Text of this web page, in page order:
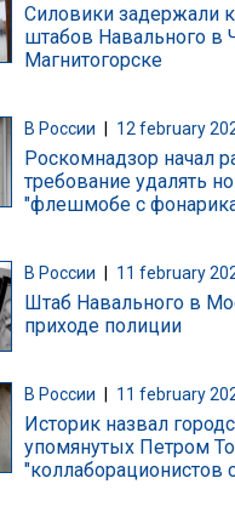
Силовики задержали
штабов Навального в
Магнитогорске
В России 12 february
Роскомнадзор начал
требование удалять
"флешмобе с
В России 11 february
Штаб Навального в
приходе полиции
В России 11 february
Историк назвал
упомянутых Петром
"коллаборационистов